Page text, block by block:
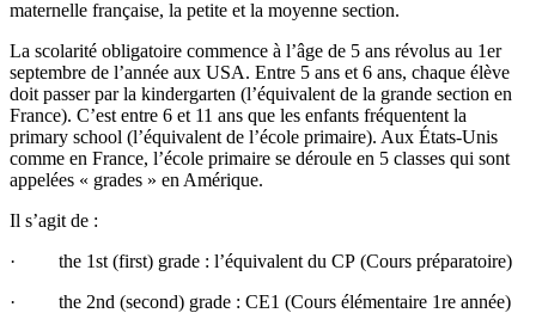
maternelle française, la petite et la moyenne section.
La scolarité obligatoire commence à l’âge de 5 ans révolus au 1er
septembre de l’année aux USA. Entre 5 ans et 6 ans, chaque élève
doit passer par la kindergarten (l’équivalent de la grande section en
France). C’est entre 6 et 11 ans que les enfants fréquentent la
primary school (l’équivalent de l’école primaire). Aux États-Unis
comme en France, l’école primaire se déroule en 5 classes qui sont
appelées « grades » en Amérique.
Il s’agit de :
· the 1st (first) grade : l’équivalent du CP (Cours préparatoire)
· the 2nd (second) grade : CE1 (Cours élémentaire 1re année)